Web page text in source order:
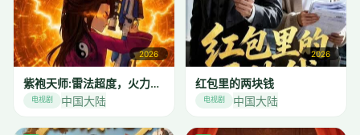
2026
紫袍天师:雷法超度，火力飞升
电视剧 中国大陆
2026
红包里的两块钱
电视剧 中国大陆